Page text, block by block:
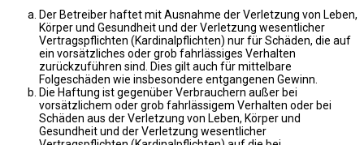
Der Betreiber haftet mit Ausnahme der Verletzung von Leben,
Körper und Gesundheit und der Verletzung wesentlicher
Vertragspflichten (Kardinalpflichten) nur für Schäden, die auf
ein vorsätzliches oder grob fahrlässiges Verhalten
zurückzuführen sind. Dies gilt auch für mittelbare
Folgeschäden wie insbesondere entgangenen Gewinn.
Die Haftung ist gegenüber Verbrauchern außer bei
vorsätzlichem oder grob fahrlässigem Verhalten oder bei
Schäden aus der Verletzung von Leben, Körper und
Gesundheit und der Verletzung wesentlicher